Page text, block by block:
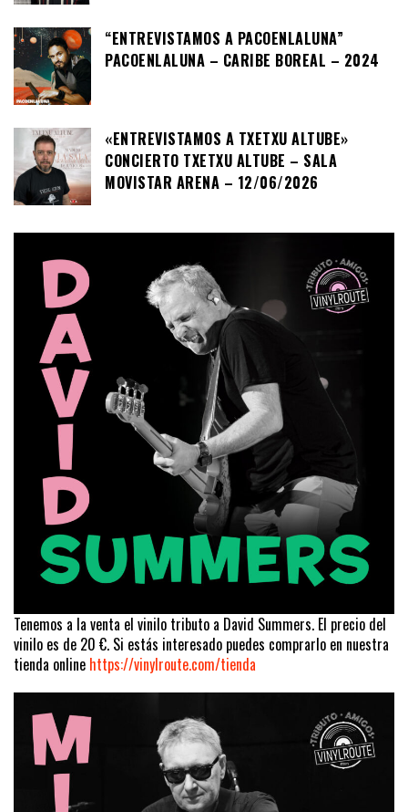
“ENTREVISTAMOS A PACOENLALUNA”
PACOENLALUNA – CARIBE BOREAL – 2024
«ENTREVISTAMOS A TXETXU ALTUBE»
CONCIERTO TXETXU ALTUBE – SALA
MOVISTAR ARENA – 12/06/2026
Tenemos a la venta el vinilo tributo a David Summers. El precio del
vinilo es de 20 €. Si estás interesado puedes comprarlo en nuestra
tienda online https://vinylroute.com/tienda